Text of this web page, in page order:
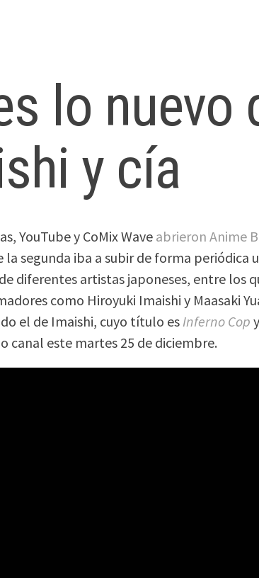
lo nuevo
y cía
YouTube y CoMix Wave abrieron Anime
la segunda iba a subir de forma periódica
diferentes artistas japoneses, entre los
como Hiroyuki Imaishi y Maasaki
el de Imaishi, cuyo título esInferno Cop
canal este martes 25 de diciembre.